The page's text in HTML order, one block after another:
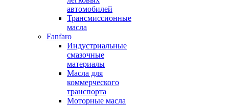
автомобилей
Трансмиссионные
масла
Fanfaro
Индустриальные
смазочные
материалы
Масла для
коммерческого
транспорта
Моторные масла